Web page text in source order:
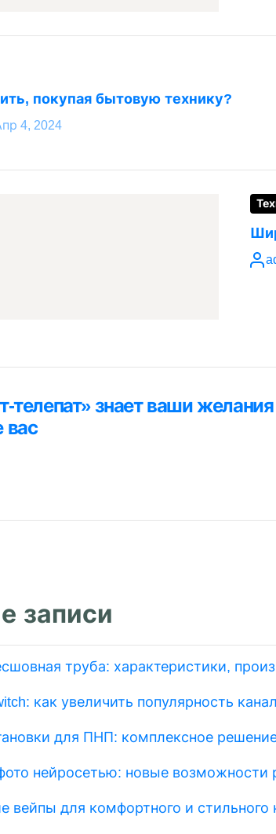
покупая бытовую технику?
4, 2024
телепат» знает ваши желания
вас
записи
труба: характеристики,
как увеличить популярность
для ПНП: комплексное
нейросетью: новые возможности
вейпы для комфортного и стильного